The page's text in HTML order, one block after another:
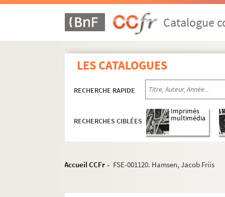
Catalogue
LES CATALOGUES
RECHERCHE RAPIDE
RECHERCHES CIBLÉES
Imprimés
multimédia
Accueil CCFr > FSE-001120. Hamsen, Jacob Friis